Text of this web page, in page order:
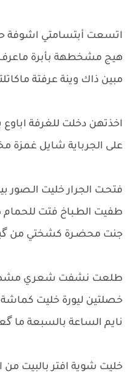
اتسعت أبتسامتي اشوفة
هيج مشخطهة بأبرة
مبين ذاك وينة عرفتة
اخذتهن دخلت للغرفة اباوع
على الجرباية شايل غمزة
فتحـت الجرار خليت الـصور
طفيت الطـباخ فتت للحمام
جنت محضـرة كشختي من
طلعت نشفت شعري
خصلتين ليورة خليت
نايم الساعة بالسبعة ما
خليت شوية افتر بالبيت من